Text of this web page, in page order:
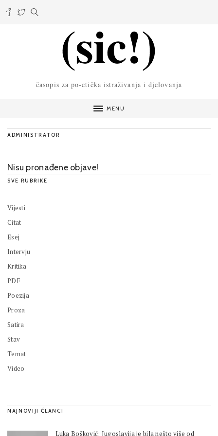
časopis za po-etička istraživanja i djelovanja
MENU
ADMINISTRATOR
Nisu pronađene objave!
SVE RUBRIKE
Vijesti
Citat
Esej
Intervju
Kritika
PDF
Poezija
Proza
Satira
Stav
Temat
Video
NAJNOVIJI ČLANCI
Luka Bošković: Jugoslavija je bila nešto više od